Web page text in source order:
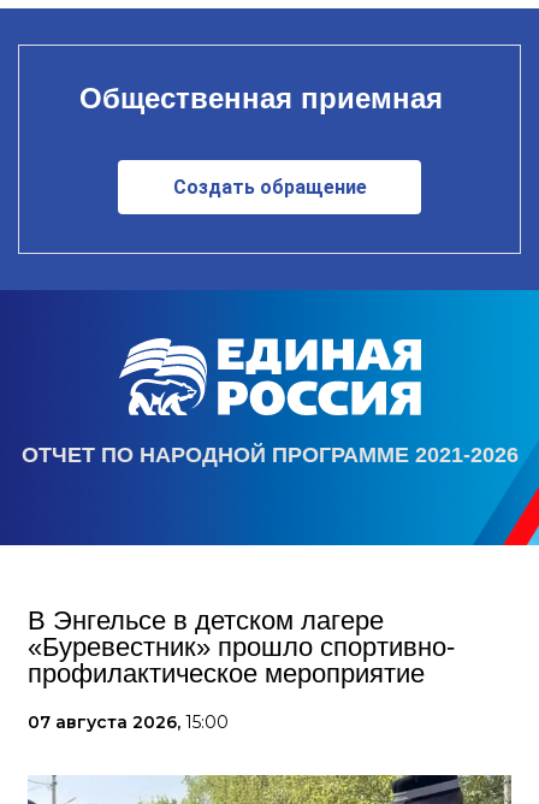
Общественная приемная
Создать обращение
ОТЧЕТ ПО НАРОДНОЙ ПРОГРАММЕ 2021-2026
В Энгельсе в детском лагере
«Буревестник» прошло спортивно-
профилактическое мероприятие
07 августа 2026, 15:00